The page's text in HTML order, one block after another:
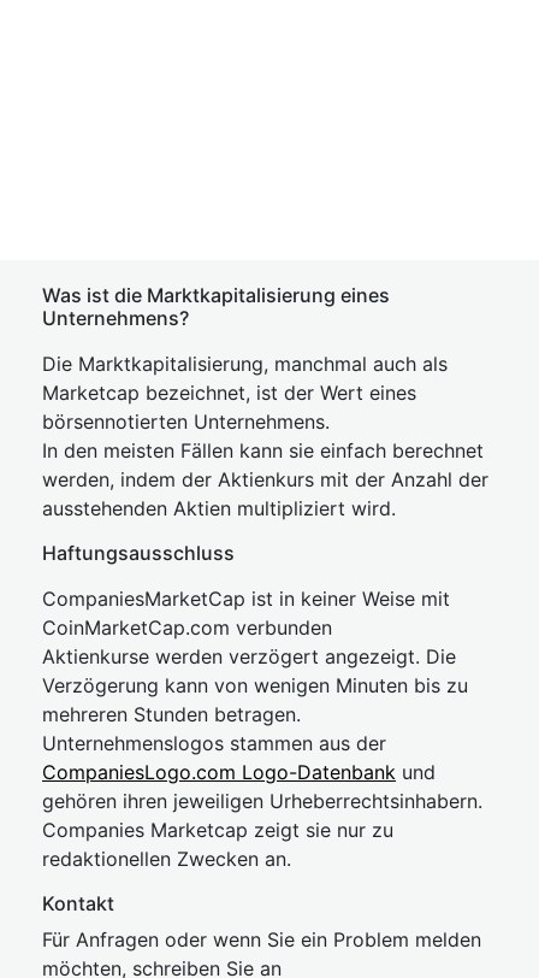
Was ist die Marktkapitalisierung eines
Unternehmens?
Die Marktkapitalisierung, manchmal auch als
Marketcap bezeichnet, ist der Wert eines
börsennotierten Unternehmens.
In den meisten Fällen kann sie einfach berechnet
werden, indem der Aktienkurs mit der Anzahl der
ausstehenden Aktien multipliziert wird.
Haftungsausschluss
CompaniesMarketCap ist in keiner Weise mit
CoinMarketCap.com verbunden
Aktienkurse werden verzögert angezeigt. Die
Verzögerung kann von wenigen Minuten bis zu
mehreren Stunden betragen.
Unternehmenslogos stammen aus der
CompaniesLogo.com Logo-Datenbank und
gehören ihren jeweiligen Urheberrechtsinhabern.
Companies Marketcap zeigt sie nur zu
redaktionellen Zwecken an.
Kontakt
Für Anfragen oder wenn Sie ein Problem melden
möchten, schreiben Sie an